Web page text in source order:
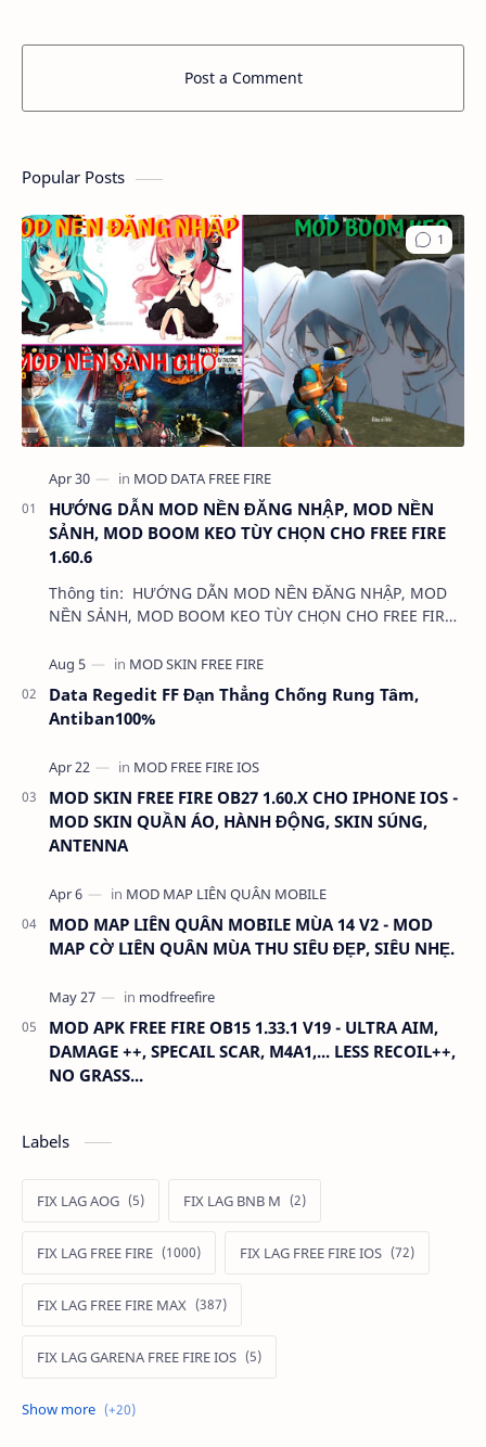
Post a Comment
Popular Posts
HƯỚNG DẪN MOD NỀN ĐĂNG NHẬP, MOD NỀN
SẢNH, MOD BOOM KEO TÙY CHỌN CHO FREE FIRE
1.60.6
Thông tin: HƯỚNG DẪN MOD NỀN ĐĂNG NHẬP, MOD
NỀN SẢNH, MOD BOOM KEO TÙY CHỌN CHO FREE FIRE
Data Regedit FF Đạn Thẳng Chống Rung Tâm,
Antiban100%
MOD SKIN FREE FIRE OB27 1.60.X CHO IPHONE IOS -
MOD SKIN QUẦN ÁO, HÀNH ĐỘNG, SKIN SÚNG,
ANTENNA
MOD MAP LIÊN QUÂN MOBILE MÙA 14 V2 - MOD
MAP CỜ LIÊN QUÂN MÙA THU SIÊU ĐẸP, SIÊU NHẸ.
MOD APK FREE FIRE OB15 1.33.1 V19 - ULTRA AIM,
DAMAGE ++, SPECAIL SCAR, M4A1,... LESS RECOIL++,
NO GRASS...
Labels
FIX LAG AOG FIX LAG BNB M
FIX LAG FREE FIRE FIX LAG FREE FIRE IOS
FIX LAG FREE FIRE MAX
FIX LAG GARENA FREE FIRE IOS
FIX LAG LIÊN QUÂN MOBILE